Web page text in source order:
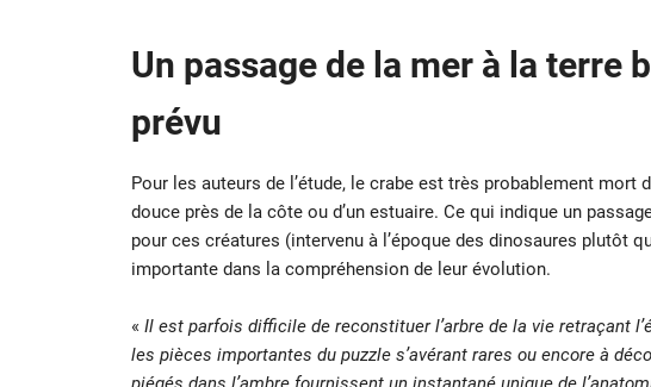
Un passage de la mer à la terre
prévu
Pour les auteurs de l’étude, le crabe est très probablement mort
douce près de la côte ou d’un estuaire. Ce qui indique un
pour ces créatures (intervenu à l’époque des dinosaures plutôt
importante dans la compréhension de leur évolution.
« Il est parfois difficile de reconstituer l’arbre de la vie retraçant
les pièces importantes du puzzle s’avérant rares ou encore à